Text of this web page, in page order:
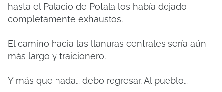
hasta el Palacio de Potala los había dejado
completamente exhaustos.
El camino hacia las llanuras centrales sería aún
más largo y traicionero.
Y más que nada… debo regresar. Al pueblo…